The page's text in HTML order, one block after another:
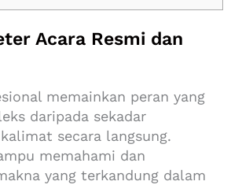
Acara Resmi dan
memainkan peran yang
daripada sekadar
secara langsung.
memahami dan
yang terkandung dalam